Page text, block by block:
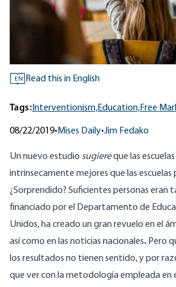
EN Read this in English
Tags: Interventionism,Education,Free
08/22/2019• Mises Daily•Jim Fedako
Un nuevo estudio sugiereque las
intrínsecamente mejores que las escuelas
¿Sorprendido? Suficientes personas eran
financiado por el Departamento de
Unidos, ha creado un gran revuelo en el
así como en las noticias nacionales. Pero
los resultados no tienen sentido, y por
que ver con la metodología empleada en